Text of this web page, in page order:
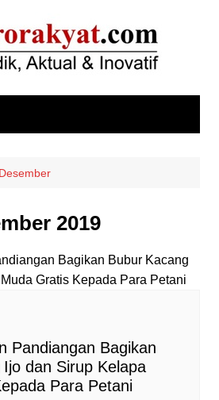
Desember
2019
Pandiangan Bagikan
dan Sirup Kelapa
Para Petani